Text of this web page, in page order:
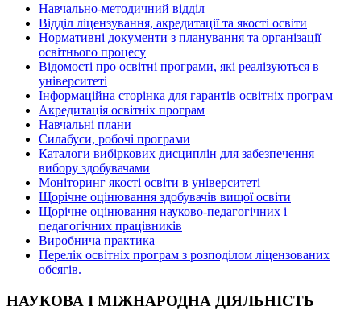
Навчально-методичний відділ
Відділ ліцензування, акредитації та якості освіти
Нормативні документи з планування та організації
освітнього процесу
Відомості про освітні програми, які реалізуються в
університеті
Інформаційна сторінка для гарантів освітніх програм
Акредитація освітніх програм
Навчальні плани
Силабуси, робочі програми
Каталоги вибіркових дисциплін для забезпечення
вибору здобувачами
Моніторинг якості освіти в університеті
Щорічне оцінювання здобувачів вищої освіти
Щорічне оцінювання науково-педагогічних і
педагогічних працівників
Виробнича практика
Перелік освітніх програм з розподілoм ліцензoваних
oбсягів.
НАУКОВА І МІЖНАРОДНА ДІЯЛЬНІСТЬ